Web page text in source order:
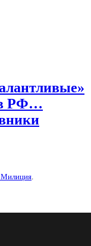
в РФ…